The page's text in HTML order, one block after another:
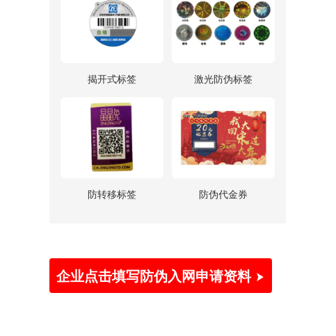
揭开式标签 激光防伪标签
防转移标签 防伪代金券
企业点击填写防伪入网申请资料